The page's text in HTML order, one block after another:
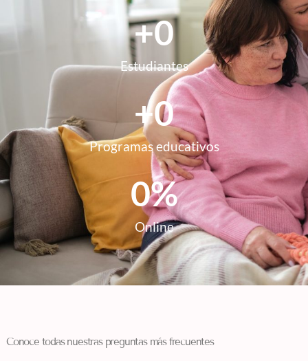
Estudiantes
+0
Programas educativos
+0
Online
0%
Conoce todas nuestras preguntas más frecuentes